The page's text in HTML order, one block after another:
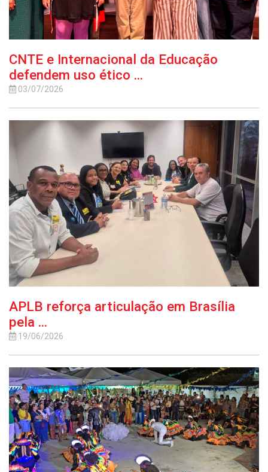
CNTE e Internacional da Educação
defendem uso ético ...
03/07/2026
APLB reforça articulação em Brasília
pela ...
19/06/2026